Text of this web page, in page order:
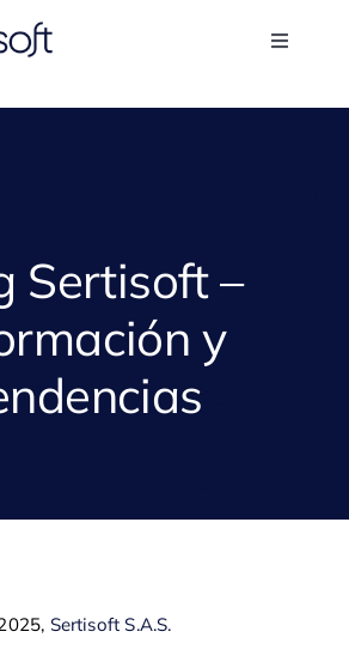
Toggle
Sertisoft
Casos de éxito
Sertisoft –
y
Sertisoft S.A.S.